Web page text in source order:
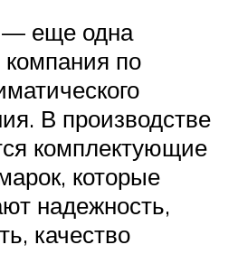
— еще одна
компания по
В производстве
комплектующие
которые
надежность,
качество